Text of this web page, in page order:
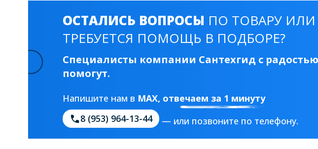
ОСТАЛИСЬ ВОПРОСЫ ПО ТОВАРУ ИЛИ
ТРЕБУЕТСЯ ПОМОЩЬ В ПОДБОРЕ?
Специалисты компании Сантехгид с радостью
помогут.
Напишите нам в MAX, отвечаем за 1 минуту
8 (953) 964-13-44
— или позвоните по телефону.